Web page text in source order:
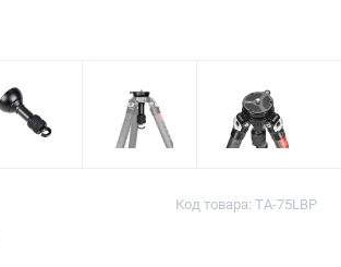
Код товара: TA-75LBP